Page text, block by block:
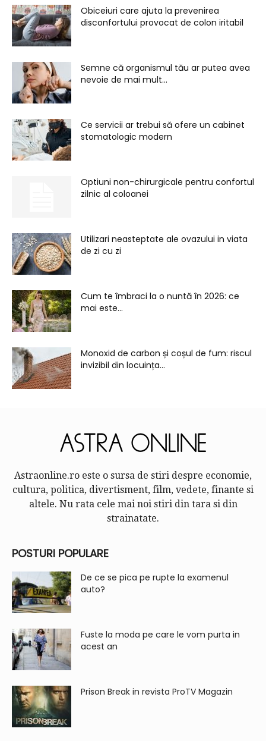
Obiceiuri care ajuta la prevenirea
disconfortului provocat de colon iritabil
Semne că organismul tău ar putea avea
nevoie de mai mult...
Ce servicii ar trebui să ofere un cabinet
stomatologic modern
Optiuni non-chirurgicale pentru confortul
zilnic al coloanei
Utilizari neasteptate ale ovazului in viata
de zi cu zi
Cum te îmbraci la o nuntă în 2026: ce
mai este...
Monoxid de carbon și coșul de fum: riscul
invizibil din locuința...
Astraonline.ro este o sursa de stiri despre economie,
cultura, politica, divertisment, film, vedete, finante si
altele. Nu rata cele mai noi stiri din tara si din
strainatate.
POSTURI POPULARE
De ce se pica pe rupte la examenul
auto?
Fuste la moda pe care le vom purta in
acest an
Prison Break in revista ProTV Magazin